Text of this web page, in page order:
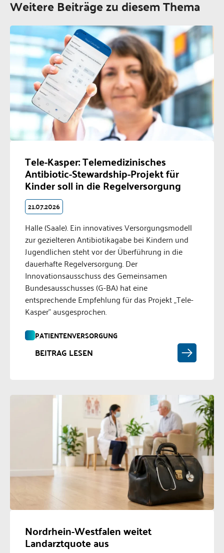
Weitere Beiträge zu diesem Thema
Tele-Kasper: Telemedizinisches
Antibiotic-Stewardship-Projekt für
Kinder soll in die Regelversorgung
21.07.2026
Halle (Saale). Ein innovatives Versorgungsmodell
zur gezielteren Antibiotikagabe bei Kindern und
Jugendlichen steht vor der Überführung in die
dauerhafte Regelversorgung. Der
Innovationsausschuss des Gemeinsamen
Bundesausschusses (G-BA) hat eine
entsprechende Empfehlung für das Projekt „Tele-
Kasper" ausgesprochen.
PATIENTENVERSORGUNG
BEITRAG LESEN
Nordrhein-Westfalen weitet
Landarztquote aus